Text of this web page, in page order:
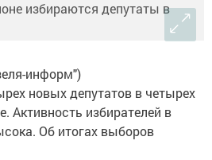
информ")
новых депутатов в четырех
Активность избирателей в
Об итогах выборов